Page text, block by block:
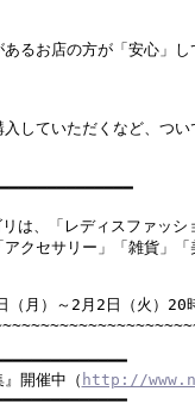
お店の方が「安心」し
ていただくなど、つい
は、「レディスファッシ
クセサリー」「雑貨」
（月）～2月2日（火
開催中（ http://